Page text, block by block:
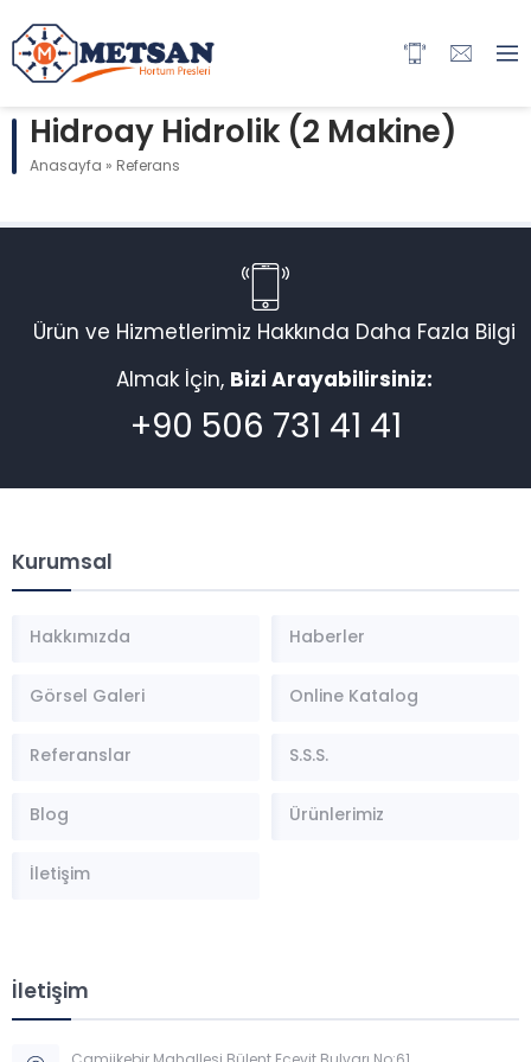
Hidroay Hidrolik (2 Makine)
Anasayfa » Referans
Ürün ve Hizmetlerimiz Hakkında Daha Fazla Bilgi
Almak İçin, Bizi Arayabilirsiniz:
+90 506 731 41 41
Kurumsal
Hakkımızda Haberler
Görsel Galeri Online Katalog
Referanslar S.S.S.
Blog Ürünlerimiz
İletişim
İletişim